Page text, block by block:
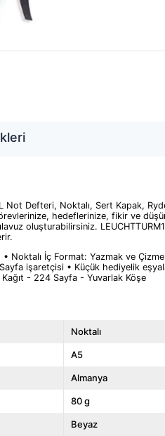
Defteri, Noktalı, Sert Kapak,
hedeflerinize, fikir ve
oluşturabilirsiniz.
İç Format: Yazmak ve
Sayfa işaretçisi • Küçük hediyelik
- 224 Sayfa - Yuvarlak Köşe
Noktalı
A5
Almanya
80 g
Beyaz